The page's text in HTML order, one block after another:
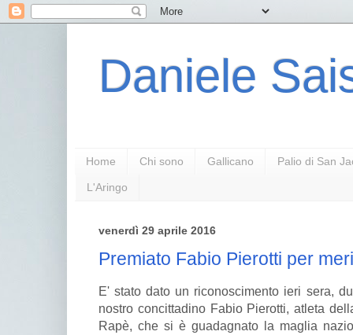
Daniele
Home Chi sono Gallicano Palio di San
L'Aringo
venerdì 29 aprile 2016
Premiato Fabio Pierotti per
E' stato dato un riconoscimento ieri sera,
nostro concittadino Fabio Pierotti, atleta
Rapè, che si è guadagnato la maglia